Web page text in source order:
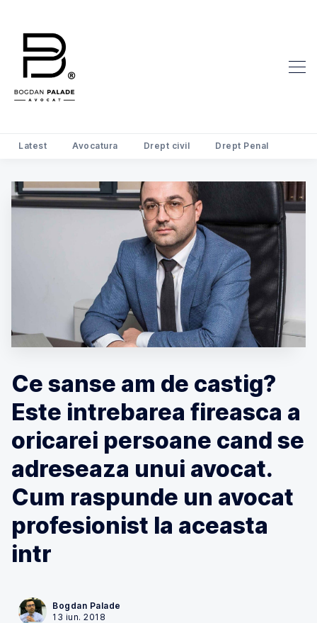
Latest Avocatura Drept civil Drept Penal
Ce sanse am de castig?
Este intrebarea fireasca a
oricarei persoane cand se
adreseaza unui avocat.
Cum raspunde un avocat
profesionist la aceasta
intr
Bogdan Palade
13 iun. 2018